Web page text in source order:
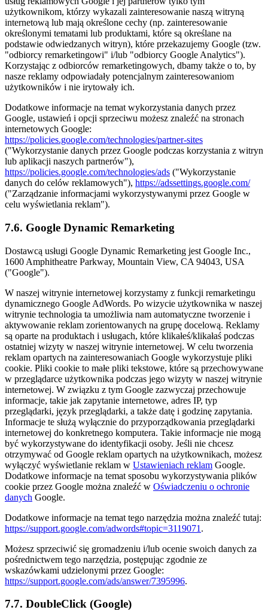
użytkownikom, którzy wykazali zainteresowanie naszą witryną
internetową lub mają określone cechy (np. zainteresowanie
określonymi tematami lub produktami, które są określane na
podstawie odwiedzanych witryn), które przekazujemy Google (tzw.
"odbiorcy remarketingowi" i/lub "odbiorcy Google Analytics").
Korzystając z odbiorców remarketingowych, dbamy także o to, by
nasze reklamy odpowiadały potencjalnym zainteresowaniom
użytkowników i nie irytowały ich.
Dodatkowe informacje na temat wykorzystania danych przez
Google, ustawień i opcji sprzeciwu możesz znaleźć na stronach
internetowych Google:
https://policies.google.com/technologies/partner-sites
("Wykorzystanie danych przez Google podczas korzystania z witryn
lub aplikacji naszych partnerów"),
https://policies.google.com/technologies/ads ("Wykorzystanie
danych do celów reklamowych"), https://adssettings.google.com/
("Zarządzanie informacjami wykorzystywanymi przez Google w
celu wyświetlania reklam").
7.6. Google Dynamic Remarketing
Dostawcą usługi Google Dynamic Remarketing jest Google Inc.,
1600 Amphitheatre Parkway, Mountain View, CA 94043, USA
("Google").
W naszej witrynie internetowej korzystamy z funkcji remarketingu
dynamicznego Google AdWords. Po wizycie użytkownika w naszej
witrynie technologia ta umożliwia nam automatyczne tworzenie i
aktywowanie reklam zorientowanych na grupę docelową. Reklamy
są oparte na produktach i usługach, które klikałeś/klikałaś podczas
ostatniej wizyty w naszej witrynie internetowej. W celu tworzenia
reklam opartych na zainteresowaniach Google wykorzystuje pliki
cookie. Pliki cookie to małe pliki tekstowe, które są przechowywane
w przeglądarce użytkownika podczas jego wizyty w naszej witrynie
internetowej. W związku z tym Google zazwyczaj przechowuje
informacje, takie jak zapytanie internetowe, adres IP, typ
przeglądarki, język przeglądarki, a także datę i godzinę zapytania.
Informacje te służą wyłącznie do przyporządkowania przeglądarki
internetowej do konkretnego komputera. Takie informacje nie mogą
być wykorzystywane do identyfikacji osoby. Jeśli nie chcesz
otrzymywać od Google reklam opartych na użytkownikach, możesz
wyłączyć wyświetlanie reklam w Ustawieniach reklam Google.
Dodatkowe informacje na temat sposobu wykorzystywania plików
cookie przez Google można znaleźć w Oświadczeniu o ochronie
danych Google.
Dodatkowe informacje na temat tego narzędzia można znaleźć tutaj:
https://support.google.com/adwords#topic=3119071 .
Możesz sprzeciwić się gromadzeniu i/lub ocenie swoich danych za
pośrednictwem tego narzędzia, postępując zgodnie ze
wskazówkami udzielonymi przez Google:
https://support.google.com/ads/answer/7395996.
7.7. DoubleClick (Google)